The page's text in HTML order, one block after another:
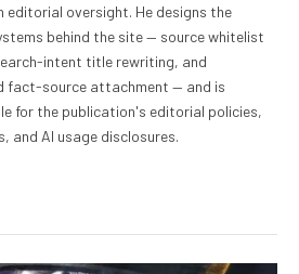
editorial oversight. He designs the
behind the site — source whitelist
intent title rewriting, and
fact-source attachment — and is
for the publication's editorial policies,
and AI usage disclosures.